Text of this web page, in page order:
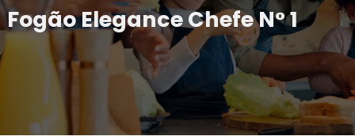
Fogão Elegance Chefe N° 1